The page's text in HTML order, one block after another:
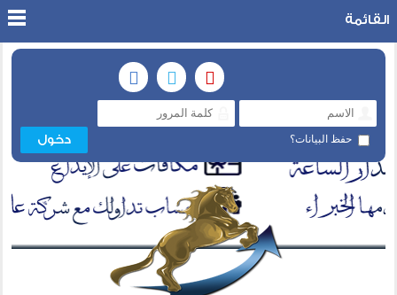
حفظ البيانات؟
القائمة